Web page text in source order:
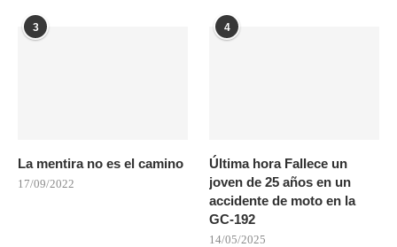
3
La mentira no es el camino
17/09/2022
4
Última hora Fallece un
joven de 25 años en un
accidente de moto en la
GC-192
14/05/2025